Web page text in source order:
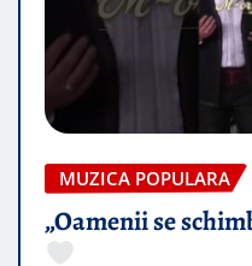
MUZICA POPULARA
„Oamenii se